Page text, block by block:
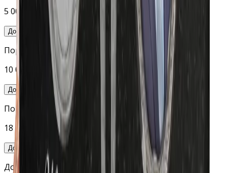
5 000 руб.
Добавить
Портрет (гравировка станок)
10 000 руб.
Добавить
Портрет (ручная гравировка, 24×30)
18 000 руб.
Добавить
Доп. изображения (гравировка станок)